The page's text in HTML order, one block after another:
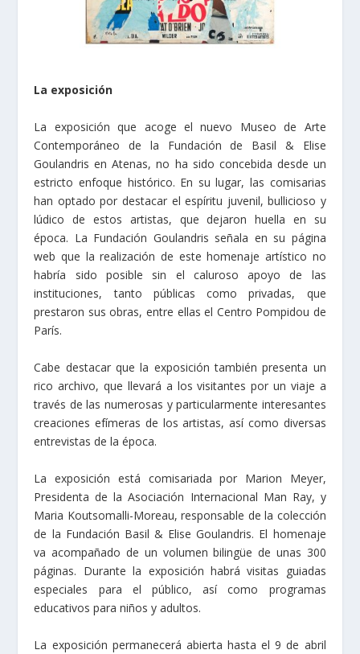
La exposición
La exposición que acoge el nuevo Museo de Arte
Contemporáneo de la Fundación de Basil & Elise
Goulandris en Atenas, no ha sido concebida desde un
estricto enfoque histórico. En su lugar, las comisarias
han optado por destacar el espíritu juvenil, bullicioso y
lúdico de estos artistas, que dejaron huella en su
época. La Fundación Goulandris señala en su página
web que la realización de este homenaje artístico no
habría sido posible sin el caluroso apoyo de las
instituciones, tanto públicas como privadas, que
prestaron sus obras, entre ellas el Centro Pompidou de
París.
Cabe destacar que la exposición también presenta un
rico archivo, que llevará a los visitantes por un viaje a
través de las numerosas y particularmente interesantes
creaciones efímeras de los artistas, así como diversas
entrevistas de la época.
La exposición está comisariada por Marion Meyer,
Presidenta de la Asociación Internacional Man Ray, y
Maria Koutsomalli-Moreau, responsable de la colección
de la Fundación Basil & Elise Goulandris. El homenaje
va acompañado de un volumen bilingüe de unas 300
páginas. Durante la exposición habrá visitas guiadas
especiales para el público, así como programas
educativos para niños y adultos.
La exposición permanecerá abierta hasta el 9 de abril